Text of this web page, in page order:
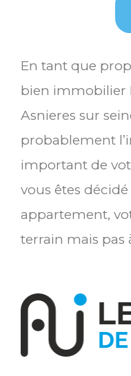
En tant que
bien immobilier
Asnieres sur
probablement
important de
vous êtes
appartement,
terrain mais pas